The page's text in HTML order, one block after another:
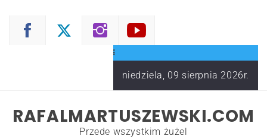
niedziela, 09 sierpnia 2026r.
RAFALMARTUSZEWSKI.COM
Przede wszystkim żużel